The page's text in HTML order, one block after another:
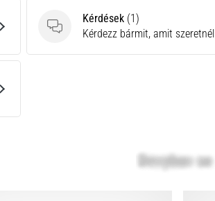
Kérdések
Kérdések (1)
Kérdezz bármit, amit szeretnél